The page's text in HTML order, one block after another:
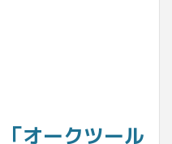
「オークツール